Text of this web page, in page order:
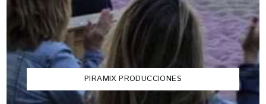
PIRAMIX PRODUCCIONES